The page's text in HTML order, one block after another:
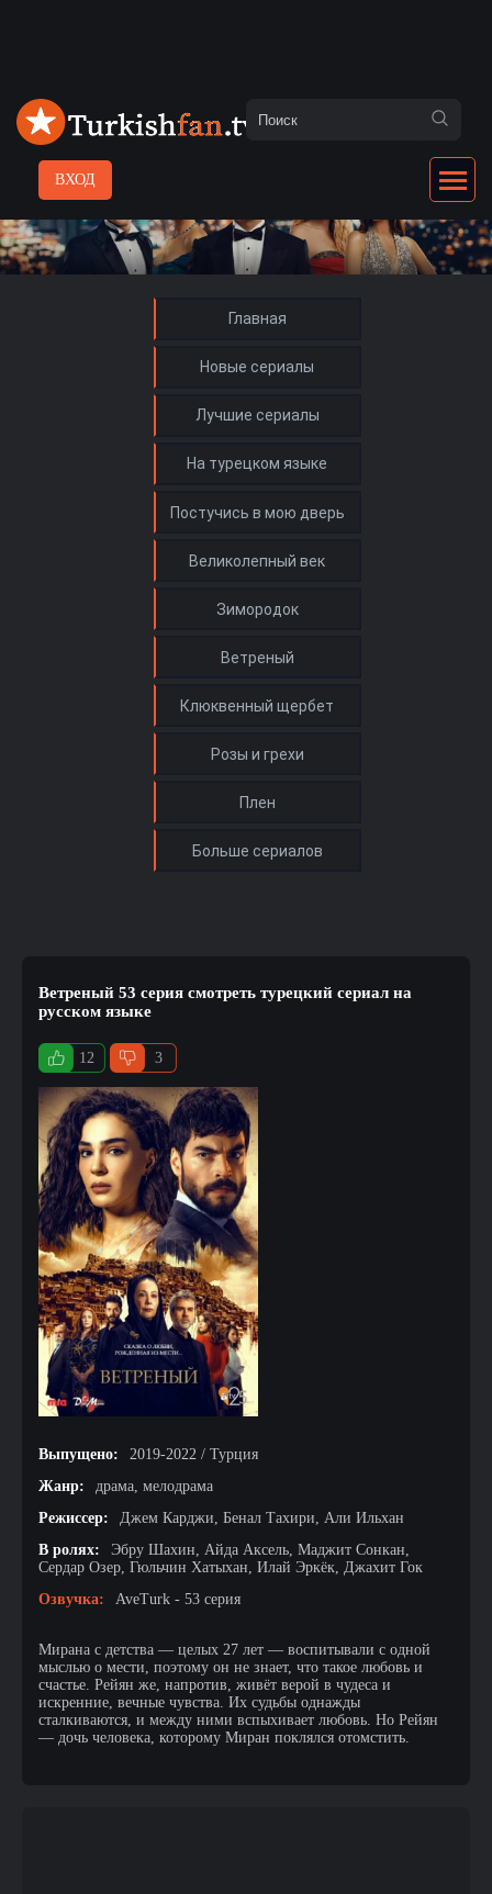
ВХОД
Главная
Новые сериалы
Лучшие сериалы
На турецком языке
Ветреный 53 серия смотреть турецкий сериал на
русском языке
12 3
Выпущено:
2019-2022 / Турция
Жанр:
драма, мелодрама
Режиссер:
Джем Карджи, Бенал Тахири, Али Ильхан
В ролях:
Эбру Шахин, Айда Аксель, Маджит Сонкан,
Сердар Озер, Гюльчин Хатыхан, Илай Эркёк, Джахит Гок
Озвучка:
AveTurk - 53 серия
Мирана с детства — целых 27 лет — воспитывали с одной
мыслью о мести, поэтому он не знает, что такое любовь и
счастье. Рейян же, напротив, живёт верой в чудеса и
искренние, вечные чувства. Их судьбы однажды
сталкиваются, и между ними вспыхивает любовь. Но Рейян
— дочь человека, которому Миран поклялся отомстить.